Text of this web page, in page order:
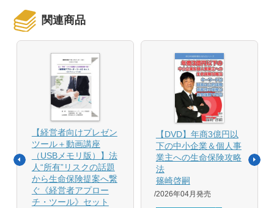
関連商品
【経営者向けプレゼン
ツール＋動画講座
（USBメモリ版）】法
人“所有”リスクの話題
から生命保険提案へ繋
ぐ《経営者アプロー
チ・ツール》セット
【DVD】年商3億円以
下の中小企業＆個人事
業主への生命保険攻略
法
篠崎啓嗣
2026年04月発売